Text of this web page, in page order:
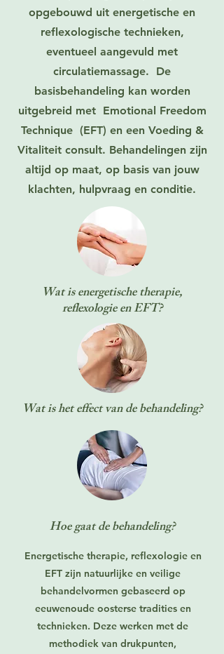
opgebouwd uit energetische en
reflexologische technieken,
eventueel aangevuld met
circulatiemassage. De
basisbehandeling kan worden
uitgebreid met Emotional Freedom
Technique (EFT) en een Voeding &
Vitaliteit consult. Behandelingen zijn
altijd op maat, op basis van jouw
klachten, hulpvraag en conditie.
Wat is energetische therapie,
reflexologie en EFT?
Wat is het effect van de behandeling?
Hoe gaat de behandeling?
Energetische therapie, reflexologie en
EFT zijn natuurlijke en veilige
behandelvormen gebaseerd op
eeuwenoude oosterse tradities en
technieken. Deze werken met de
methodiek van drukpunten,